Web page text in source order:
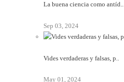
La buena ciencia como antíd..
Sep 03, 2024
Vides verdaderas y falsas, p..
May 01, 2024